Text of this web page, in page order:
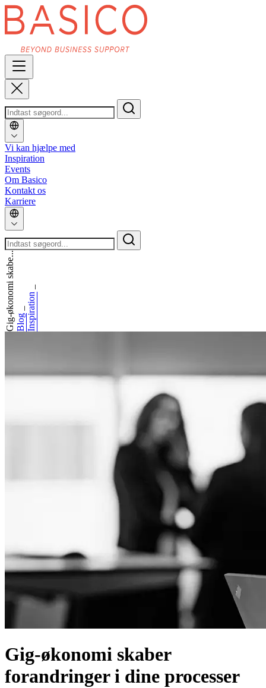
Vi kan hjælpe med
Inspiration
Events
Om Basico
Kontakt os
Karriere
Inspiration
_
Blog
_
Gig-økonomi skabe...
Gig-økonomi skaber
forandringer i dine processer